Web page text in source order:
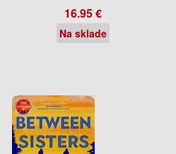
16.95 €
Na sklade